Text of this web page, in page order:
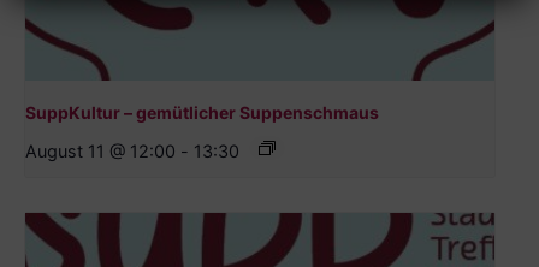
SuppKultur – gemütlicher Suppenschmaus
August 11 @ 12:00 - 13:30